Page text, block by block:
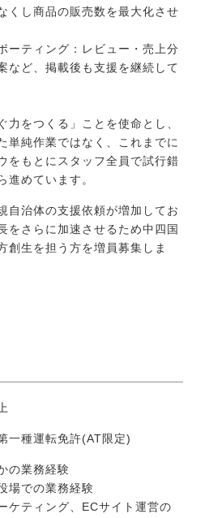
くし商品の販売数を最大化させ
ーティング：レビュー・売上分
など、掲載後も支援を継続して
力をつくる」ことを使命とし、
単純作業ではなく、これまでに
をもとにスタッフ全員で試行錯
進めています。
自治体の支援依頼が増加してお
をさらに加速させるため中四国
創生を担う方を増員募集しま
一種運転免許(AT限定)
の業務経験
場での業務経験
ケティング、ECサイト運営の